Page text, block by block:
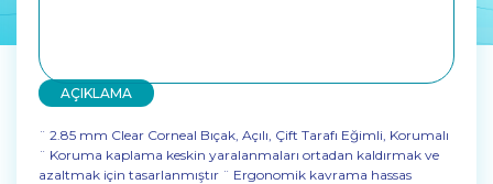
AÇIKLAMA
¨ 2.85 mm Clear Corneal Bıçak, Açılı, Çift Tarafı Eğimli, Korumalı
¨ Koruma kaplama keskin yaralanmaları ortadan kaldırmak ve
azaltmak için tasarlanmıştır ¨ Ergonomik kavrama hassas